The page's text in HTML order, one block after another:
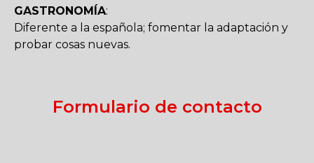
GASTRONOMÍA:
Diferente a la española; fomentar la adaptación y
probar cosas nuevas.
Formulario de contacto